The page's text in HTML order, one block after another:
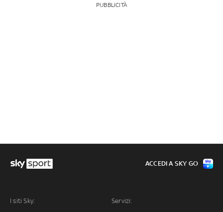
PUBBLICITÀ
I siti Sky: Servizi:
ACCEDI A SKY GO